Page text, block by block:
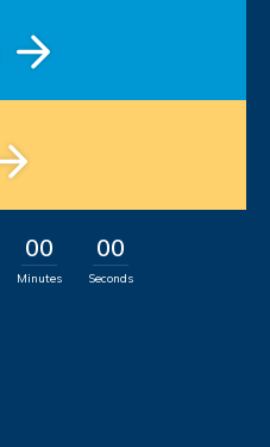
00
Minutes
00
Seconds